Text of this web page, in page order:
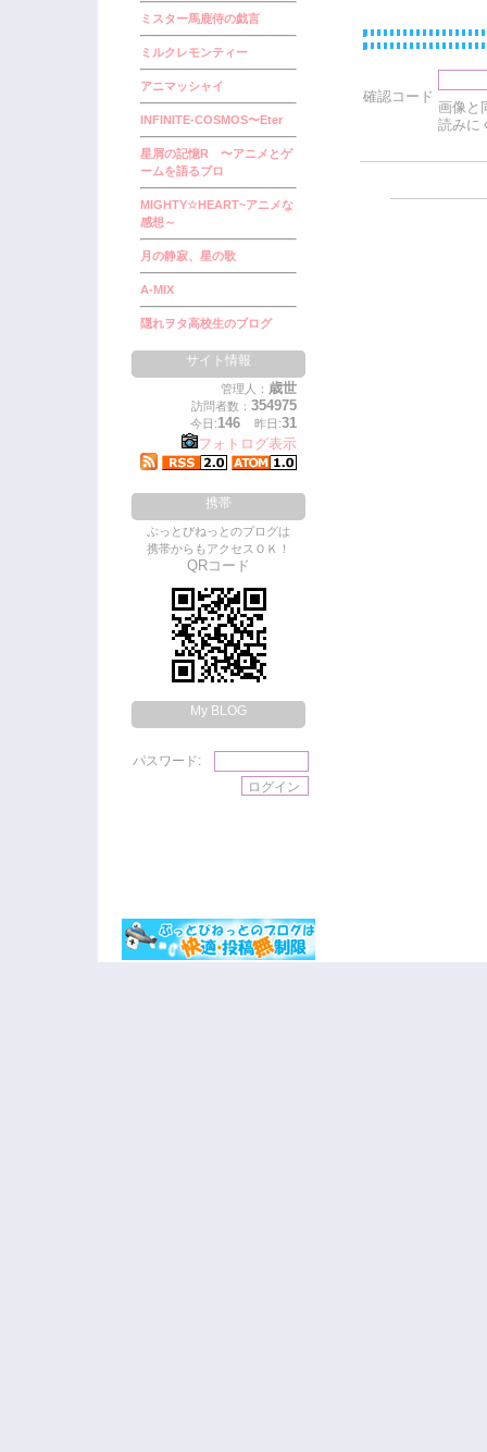
ミスター馬鹿侍の戯言
ミルクレモンティー
アニマッシャイ
INFINITE-COSMOS〜Eter
星屑の記憶R 〜アニメとゲ
ームを語るブロ
MIGHTY☆HEART~アニメな
感想～
月の静寂、星の歌
A-MIX
隠れヲタ高校生のブログ
サイト情報
管理人： 歳世
訪問者数： 354975
今日:146 昨日:31
フォトログ表示
携帯
ぶっとびねっとのブログは
携帯からもアクセスＯＫ！
QRコード
My BLOG
パスワード:
確認コード
画像と
読みに